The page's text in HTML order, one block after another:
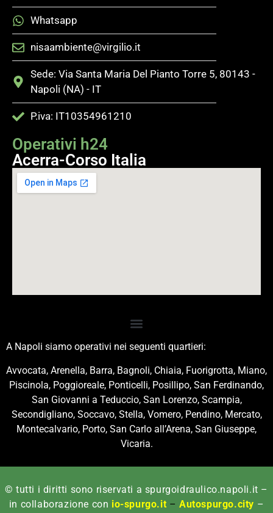
Whatsapp
nisaambiente@virgilio.it
Sede: Via Santa Maria Del Pianto Torre 5, 80143 -
Napoli (NA) - IT
P.iva: IT10354961210
Operativi h24
Acerra-Corso Italia
A Napoli siamo operativi nei seguenti quartieri:
Avvocata, Arenella, Barra, Bagnoli, Chiaia, Fuorigrotta, Miano,
Piscinola, Poggioreale, Ponticelli, Posillipo, San Ferdinando,
San Giovanni a Teduccio, San Lorenzo, Scampia,
Secondigliano, Soccavo, Stella, Vomero, Pendino, Mercato,
Montecalvario, Porto, San Carlo all’Arena, San Giuseppe,
Vicaria.
© tutti i diritti sono riservati a spurgoidraulico.napoli.it –
in collaborazione con io-spurgo.it – Autospurgo.city –